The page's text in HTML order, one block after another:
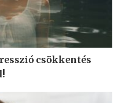
csökkentés